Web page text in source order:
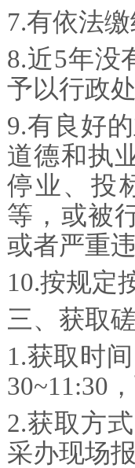
7.有依法
8.近5年没
予以行政
9.有良好
道德和执
停业、投
等，或被
或者严重
10.按规定
三、获取
1.获取时
30~11:30
2.获取方
采办现场